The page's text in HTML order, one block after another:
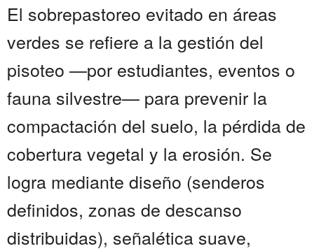
El sobrepastoreo evitado en áreas
verdes se refiere a la gestión del
pisoteo —por estudiantes, eventos o
fauna silvestre— para prevenir la
compactación del suelo, la pérdida de
cobertura vegetal y la erosión. Se
logra mediante diseño (senderos
definidos, zonas de descanso
distribuidas), señalética suave,